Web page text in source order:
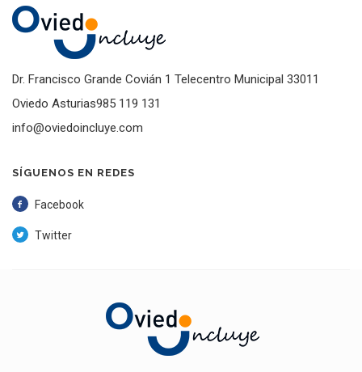
Dr. Francisco Grande Covián 1 Telecentro Municipal 33011
Oviedo Asturias985 119 131
info@oviedoincluye.com
SÍGUENOS EN REDES
Facebook
Twitter